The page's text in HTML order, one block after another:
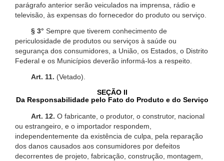
parágrafo anterior serão veiculados na imprensa, rádio e
televisão, às expensas do fornecedor do produto ou serviço.
§ 3° Sempre que tiverem conhecimento de
periculosidade de produtos ou serviços à saúde ou
segurança dos consumidores, a União, os Estados, o Distrito
Federal e os Municípios deverão informá-los a respeito.
Art. 11. (Vetado).
SEÇÃO II
Da Responsabilidade pelo Fato do Produto e do Serviço
Art. 12. O fabricante, o produtor, o construtor, nacional
ou estrangeiro, e o importador respondem,
independentemente da existência de culpa, pela reparação
dos danos causados aos consumidores por defeitos
decorrentes de projeto, fabricação, construção, montagem,